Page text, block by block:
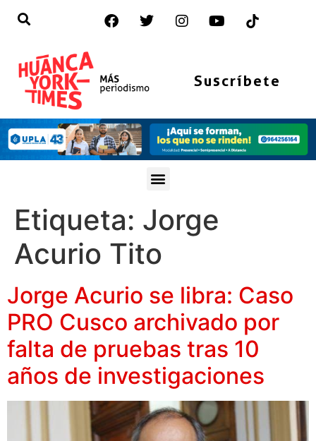
Suscríbete
Etiqueta: Jorge
Acurio Tito
Jorge Acurio se libra: Caso
PRO Cusco archivado por
falta de pruebas tras 10
años de investigaciones